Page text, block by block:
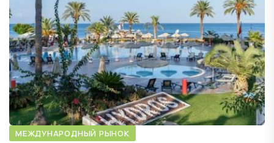
МЕЖДУНАРОДНЫЙ РЫНОК